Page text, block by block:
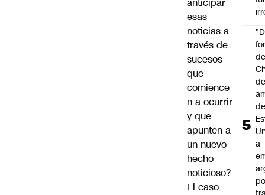
esas
noticias a
través de
sucesos
que
comience
n a ocurrir
y que
apunten a
un nuevo
hecho
noticioso?
El caso
a